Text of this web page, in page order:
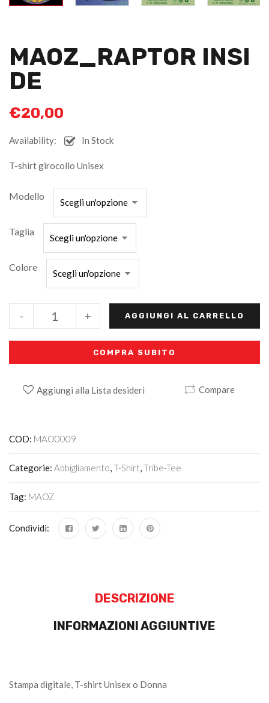
MAOZ_RAPTOR INSI
DE
€20,00
Availability: In Stock
T-shirt girocollo Unisex
Modello
Taglia
Colore
+
- AGGIUNGI AL CARRELLO
COMPRA SUBITO
Aggiungi alla Lista desideri Compare
COD: MAO0009
Categorie: Abbigliamento,T-Shirt,Tribe-Tee
Tag: MAOZ
Condividi:
DESCRIZIONE
INFORMAZIONI AGGIUNTIVE
Stampa digitale, T-shirt Unisex o Donna